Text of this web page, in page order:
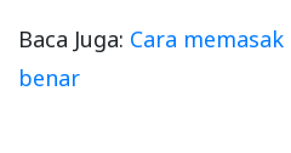
Baca Juga: Cara
benar